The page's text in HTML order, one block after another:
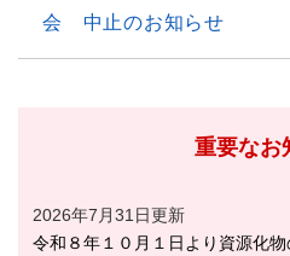
会 中止のお知らせ
重要なお
2026年7月31日更新
令和８年１０月１日より資源化物